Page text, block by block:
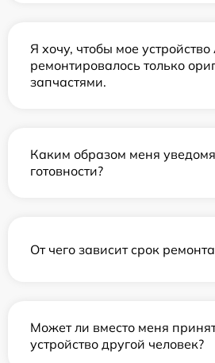
Я хочу, чтобы мое
ремонтировалось только
запчастями.
Каким образом меня
готовности?
От чего зависит срок
Может ли вместо меня
устройство другой человек?